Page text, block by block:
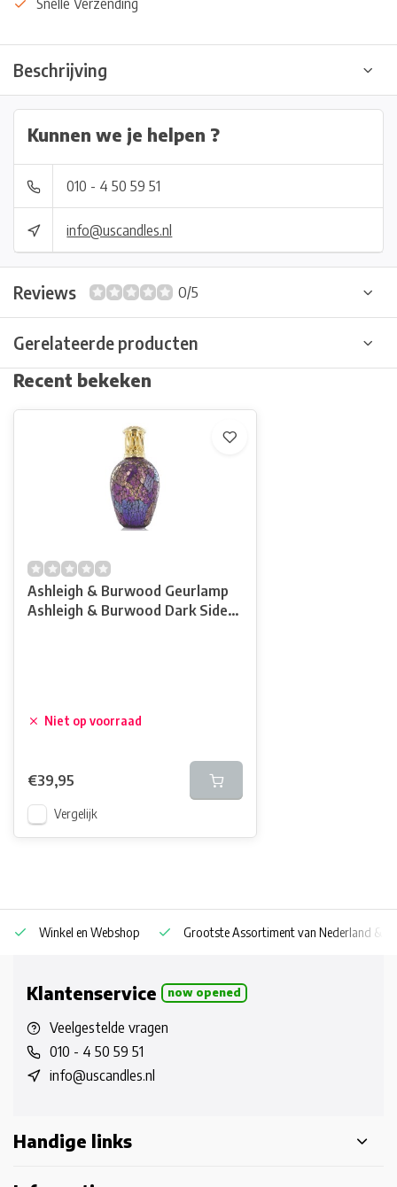
Snelle Verzending
Beschrijving
Kunnen we je helpen ?
010 - 4 50 59 51
info@uscandles.nl
Reviews 0/5
Gerelateerde producten
Recent bekeken
Ashleigh & Burwood Geurlamp
Ashleigh & Burwood Dark Side
Niet op voorraad
€39,95
Vergelijk
Winkel en Webshop Grootste Assortiment van Nederland &
Klantenservice now opened
Veelgestelde vragen
010 - 4 50 59 51
info@uscandles.nl
Handige links